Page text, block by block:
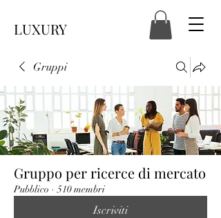
LUXURY
Gruppi
Gruppo per ricerce di mercato
Pubblico · 510 membri
Iscriviti